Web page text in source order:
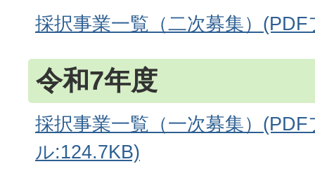
採択事業一覧（二次募集）
令和7年度
採択事業一覧（一次募集）(PDF
ル:124.7KB)